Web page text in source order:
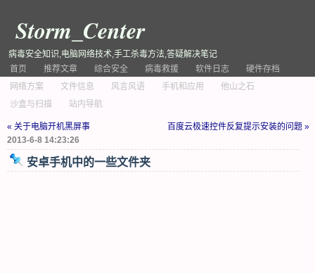
Storm_Center
病毒安全知识,电脑网络技术,手工杀毒方法,答疑解决笔记
首页
推荐文章 综合安全 病毒救援 软件日志
硬件存档
网络方案
文件信息 风言风语 手机和应用
他山之石
沙盒与扫描
站内导航
« 关于电脑开机黑屏事
百度云极速控件反复提示安装的问题 »
2013-6-8 14:23:26
安卓手机中的一些文件夹